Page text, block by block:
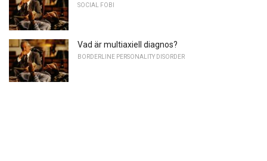
SOCIAL FOBI
Vad är multiaxiell diagnos?
BORDERLINE PERSONALITY DISORDER